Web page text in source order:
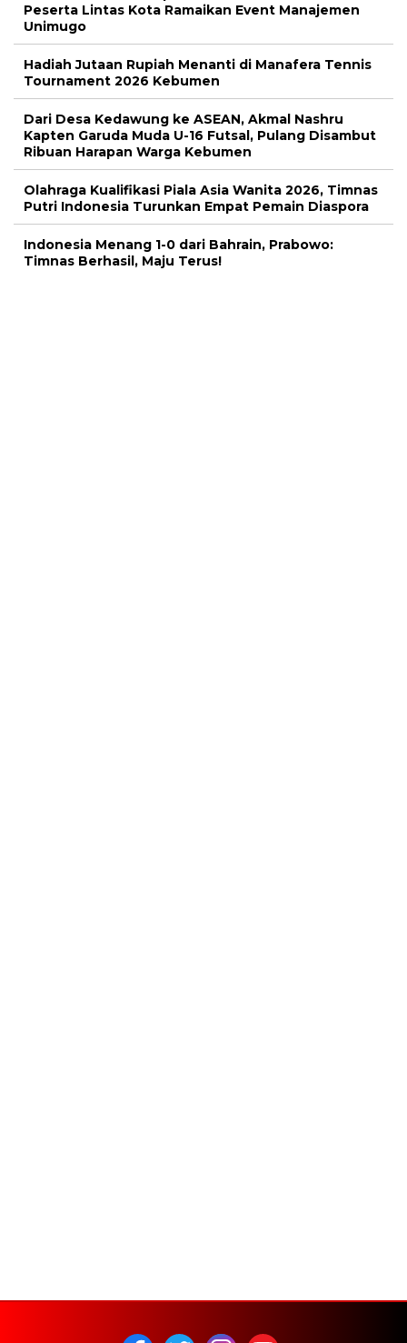
Peserta Lintas Kota Ramaikan Event Manajemen
Unimugo
Hadiah Jutaan Rupiah Menanti di Manafera Tennis
Tournament 2026 Kebumen
Dari Desa Kedawung ke ASEAN, Akmal Nashru
Kapten Garuda Muda U-16 Futsal, Pulang Disambut
Ribuan Harapan Warga Kebumen
Olahraga Kualifikasi Piala Asia Wanita 2026, Timnas
Putri Indonesia Turunkan Empat Pemain Diaspora
Indonesia Menang 1-0 dari Bahrain, Prabowo:
Timnas Berhasil, Maju Terus!